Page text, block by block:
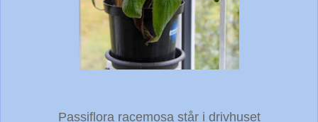
Passiflora racemosa står i drivhuset